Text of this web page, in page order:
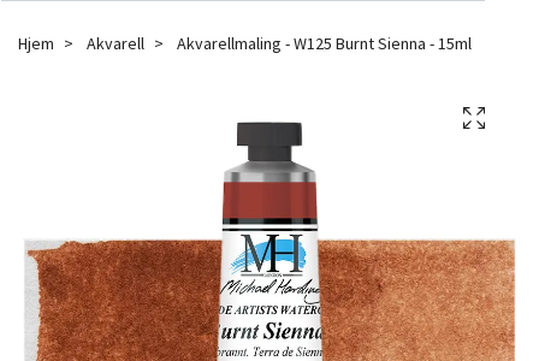
Hjem Akvarell Akvarellmaling - W125 Burnt Sienna - 15ml